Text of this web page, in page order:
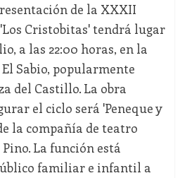
de la XXXII
Cristobitas' tendrá lugar
a las 22:00 horas, en la
Sabio, popularmente
del Castillo. La obra
el ciclo será 'Peneque y
la compañía de teatro
La función está
familiar e infantil a